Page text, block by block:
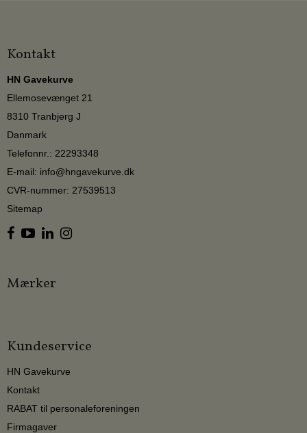
Kontakt
HN Gavekurve
Ellemosevænget 21
8310 Tranbjerg J
Danmark
Telefonnr.: 22293348
E-mail: info@hngavekurve.dk
CVR-nummer: 27539513
Sitemap
Mærker
Kundeservice
HN Gavekurve
Kontakt
RABAT til personaleforeningen
Firmagaver